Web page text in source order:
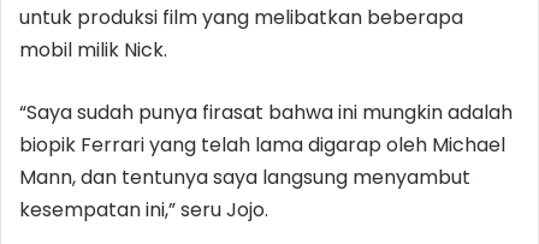
untuk produksi film yang melibatkan beberapa
mobil milik Nick.
“Saya sudah punya firasat bahwa ini mungkin adalah
biopik Ferrari yang telah lama digarap oleh Michael
Mann, dan tentunya saya langsung menyambut
kesempatan ini,” seru Jojo.